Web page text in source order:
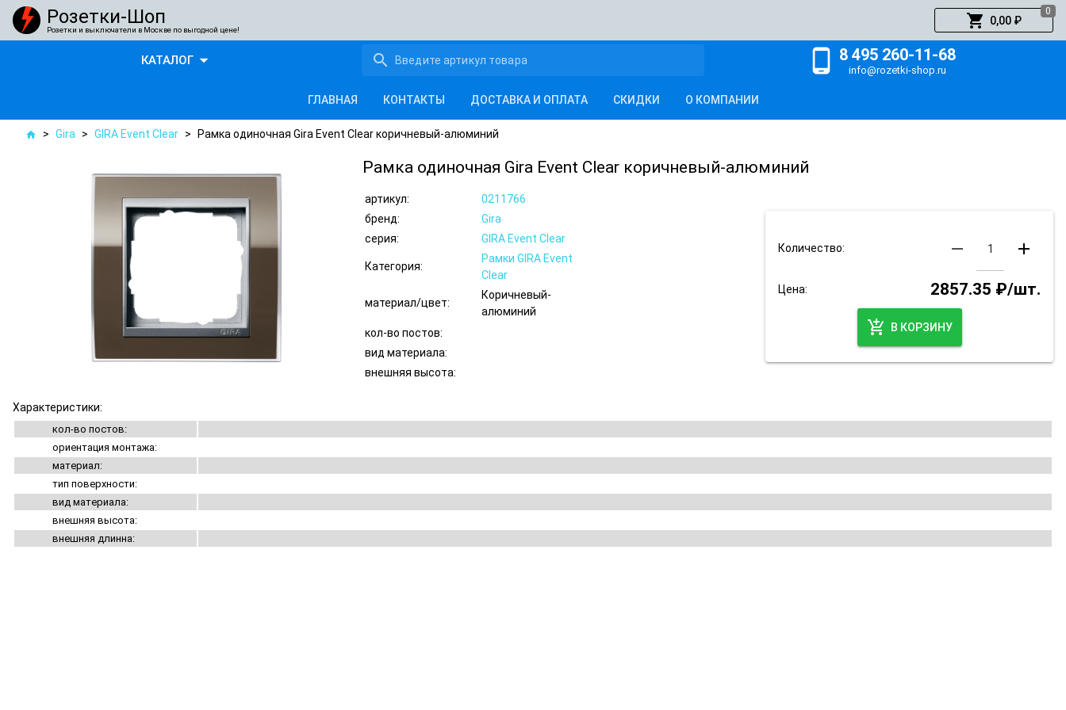
Розетки-Шоп
Розетки и выключатели в Москве по выгодной цене! shopping_cart 0,00 ₽
0
КАТАЛОГarrow_drop_down search phone_android 8 495 260-11-68
info@rozetki-shop.ru
ГЛАВНАЯ КОНТАКТЫ ДОСТАВКА И ОПЛАТА СКИДКИ О КОМПАНИИ
home > Gira > GIRA Event Clear > Рамка одиночная Gira Event Clear коричневый-алюминий
Рамка одиночная Gira Event Clear коричневый-алюминий
артикул:
0211766
бренд:
Gira
серия:
GIRA Event Clear
Категория:
Рамки GIRA Event
Clear
материал/цвет:
Коричневый-
алюминий
кол-во постов:
вид материала:
внешняя высота:
Количество: remove add
Цена:
2857.35 ₽/шт.
add_shopping_cart
В КОРЗИНУ
Характеристики:
кол-во постов:
ориентация монтажа:
материал:
тип поверхности:
вид материала:
внешняя высота:
внешняя длинна: